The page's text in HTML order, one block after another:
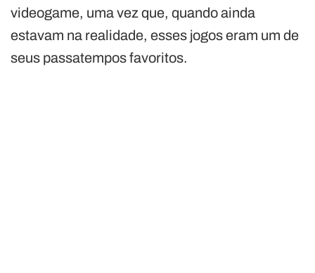
videogame, uma vez que, quando ainda
estavam na realidade, esses jogos eram um de
seus passatempos favoritos.